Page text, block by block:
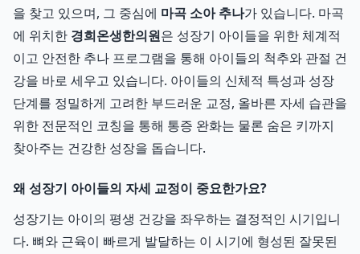
을 찾고 있으며, 그 중심에 마곡 소아 추나가 있습니다. 마곡
에 위치한 경희온생한의원은 성장기 아이들을 위한 체계적
이고 안전한 추나 프로그램을 통해 아이들의 척추와 관절 건
강을 바로 세우고 있습니다. 아이들의 신체적 특성과 성장
단계를 정밀하게 고려한 부드러운 교정, 올바른 자세 습관을
위한 전문적인 코칭을 통해 통증 완화는 물론 숨은 키까지
찾아주는 건강한 성장을 돕습니다.
왜 성장기 아이들의 자세 교정이 중요한가요?
성장기는 아이의 평생 건강을 좌우하는 결정적인 시기입니
다. 뼈와 근육이 빠르게 발달하는 이 시기에 형성된 잘못된